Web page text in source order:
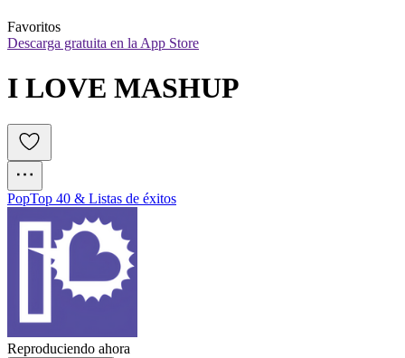
Favoritos
Descarga gratuita en la App Store
I LOVE MASHUP
PopTop 40 & Listas de éxitos
Reproduciendo ahora